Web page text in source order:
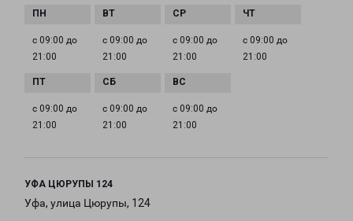
с 09:00 до
21:00
с 09:00 до
21:00
с 09:00 до
21:00
с 09:00 до
21:00
с 09:00 до
21:00
с 09:00 до
21:00
с 09:00 до
21:00
УФА ЦЮРУПЫ 124
Уфа, улица Цюрупы, 124